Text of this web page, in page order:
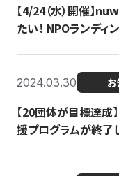
【4/24（水）開催】
たい！ NPOランデ
2024.03.30
【20団体が目標達
援プログラムが終了